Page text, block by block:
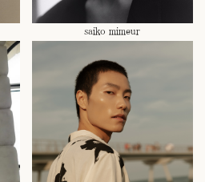
saiko mimeur